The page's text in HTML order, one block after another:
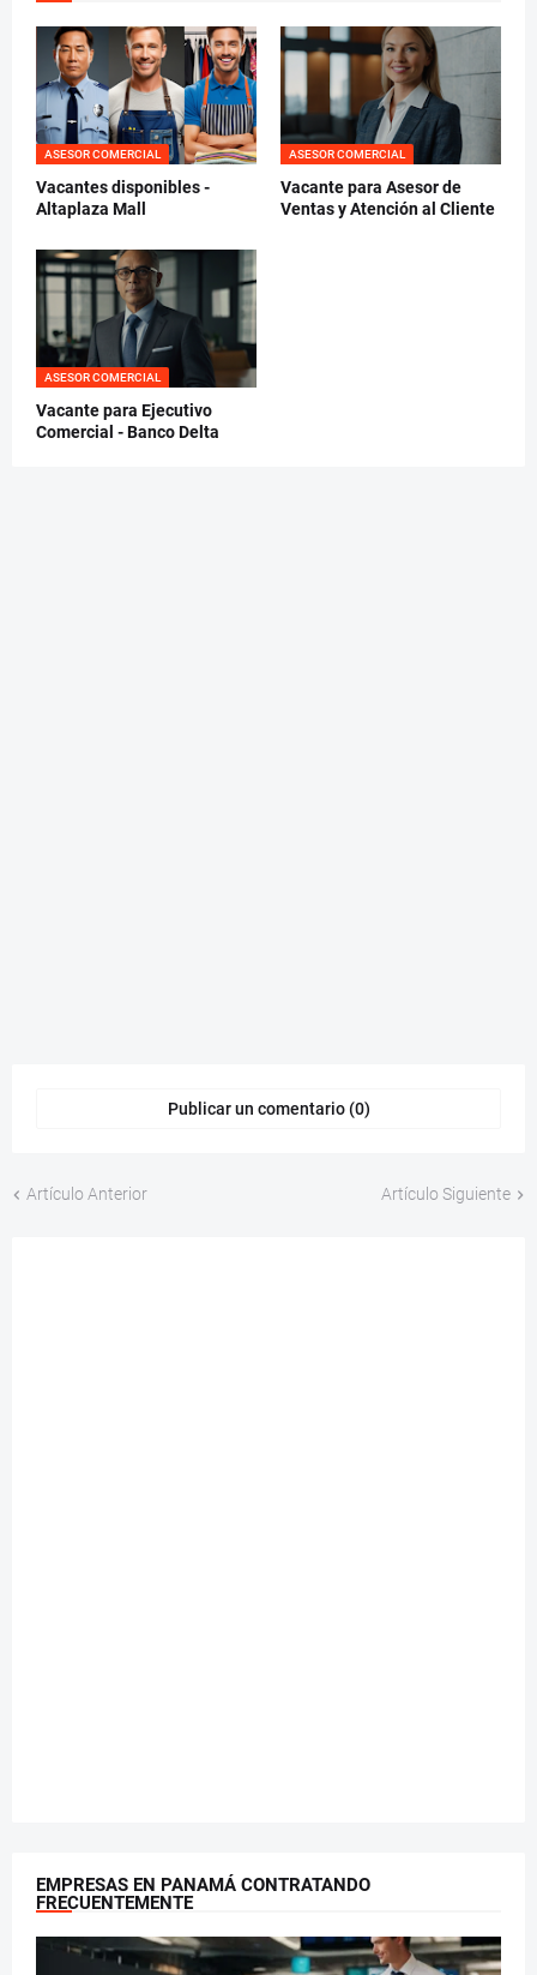
ASESOR COMERCIAL
Vacantes disponibles -
Altaplaza Mall
ASESOR COMERCIAL
Vacante para Asesor de
Ventas y Atención al Cliente
ASESOR COMERCIAL
Vacante para Ejecutivo
Comercial - Banco Delta
Publicar un comentario (0)
Artículo Anterior Artículo Siguiente
EMPRESAS EN PANAMÁ CONTRATANDO
FRECUENTEMENTE